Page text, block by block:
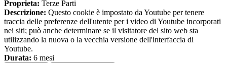
Proprieta: Terze Parti
Descrizione: Questo cookie è impostato da Youtube per tenere
traccia delle preferenze dell'utente per i video di Youtube incorporati
nei siti; può anche determinare se il visitatore del sito web sta
utilizzando la nuova o la vecchia versione dell'interfaccia di
Youtube.
Durata: 6 mesi